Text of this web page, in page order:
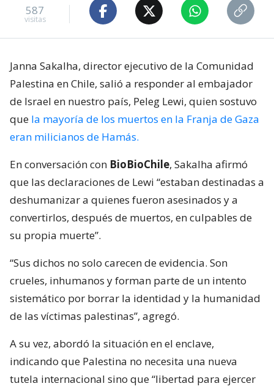
587
visitas
Janna Sakalha, director ejecutivo de la Comunidad
Palestina en Chile, salió a responder al embajador
de Israel en nuestro país, Peleg Lewi, quien sostuvo
que la mayoría de los muertos en la Franja de Gaza
eran milicianos de Hamás.
En conversación con BioBioChile, Sakalha afirmó
que las declaraciones de Lewi “estaban destinadas a
deshumanizar a quienes fueron asesinados y a
convertirlos, después de muertos, en culpables de
su propia muerte”.
“Sus dichos no solo carecen de evidencia. Son
crueles, inhumanos y forman parte de un intento
sistemático por borrar la identidad y la humanidad
de las víctimas palestinas”, agregó.
A su vez, abordó la situación en el enclave,
indicando que Palestina no necesita una nueva
tutela internacional sino que “libertad para ejercer